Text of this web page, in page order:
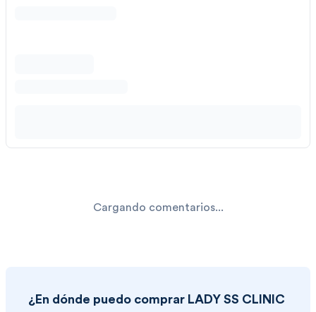
Cargando comentarios...
¿En dónde puedo comprar LADY SS CLINIC